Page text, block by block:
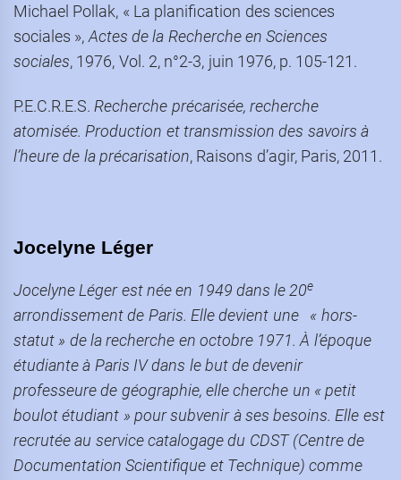
Michael Pollak, « La planification des sciences
sociales », Actes de la Recherche en Sciences
sociales, 1976, Vol. 2, n°2-3, juin 1976, p. 105-121.
P.E.C.R.E.S.Recherche précarisée, recherche
atomisée. Production et transmission des savoirs à
l’heure de la précarisation, Raisons d’agir, Paris, 2011.
Jocelyne Léger
Jocelyne Léger est née en 1949 dans le 20e
arrondissement de Paris. Elle devient une « hors-
statut» de la recherche en octobre 1971. À l’époque
étudianteà Paris IV dans le but de devenir
professeure de géographie, elle cherche un « petit
boulot étudiant » pour subvenir à ses besoins. Elle est
recrutée au service catalogage du CDST (Centre de
Documentation Scientifique et Technique) comme